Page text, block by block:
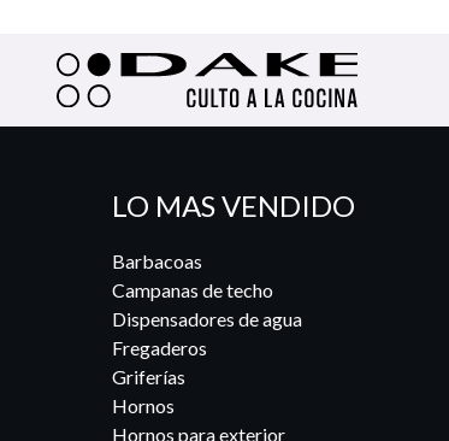
LO MAS VENDIDO
Barbacoas
Campanas de techo
Dispensadores de agua
Fregaderos
Griferías
Hornos
Hornos para exterior